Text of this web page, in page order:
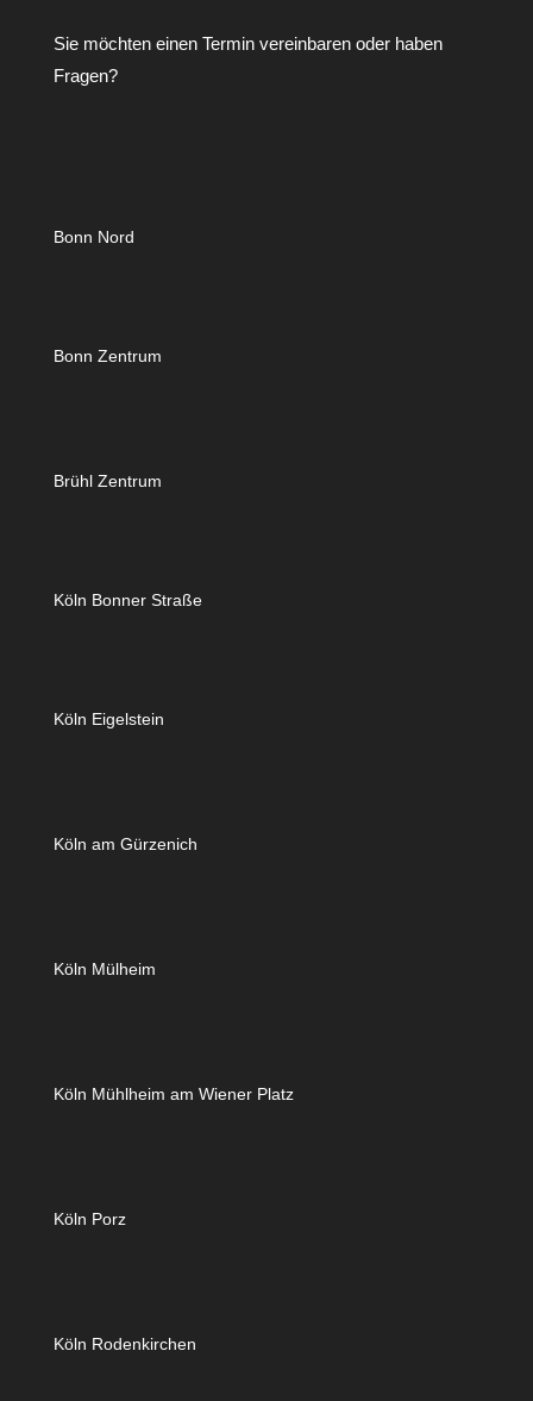
Sie möchten einen Termin vereinbaren oder haben
Fragen?
Bonn Nord
Bonn Zentrum
Brühl Zentrum
Köln Bonner Straße
Köln Eigelstein
Köln am Gürzenich
Köln Mülheim
Köln Mühlheim am Wiener Platz
Köln Porz
Köln Rodenkirchen